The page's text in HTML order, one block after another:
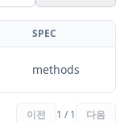
SPEC
methods
이전 1 / 1 다음